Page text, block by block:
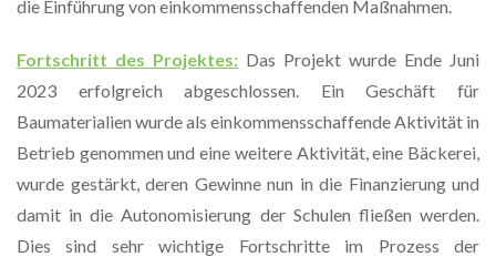
die Einführung von einkommensschaffenden Maßnahmen.
Fortschritt des Projektes: Das Projekt wurde Ende Juni
2023 erfolgreich abgeschlossen. Ein Geschäft für
Baumaterialien wurde als einkommensschaffende Aktivität in
Betrieb genommen und eine weitere Aktivität, eine Bäckerei,
wurde gestärkt, deren Gewinne nun in die Finanzierung und
damit in die Autonomisierung der Schulen fließen werden.
Dies sind sehr wichtige Fortschritte im Prozess der